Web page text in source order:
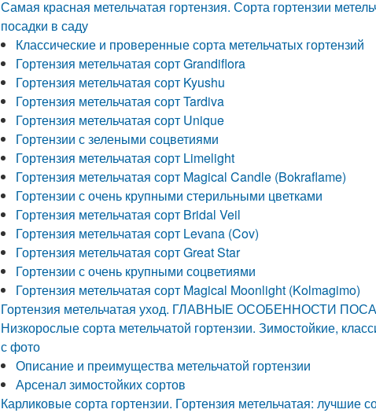
Самая красная метельчатая гортензия. Сорта гортензии
посадки в саду
Классические и проверенные сорта метельчатых гортензий
Гортензия метельчатая сорт Grandiflora
Гортензия метельчатая сорт Kyushu
Гортензия метельчатая сорт Tardiva
Гортензия метельчатая сорт Unique
Гортензии с зелеными соцветиями
Гортензия метельчатая сорт Limelight
Гортензия метельчатая сорт Magical Candle (Bokraflame)
Гортензии с очень крупными стерильными цветками
Гортензия метельчатая сорт Bridal Veil
Гортензия метельчатая сорт Levana (Cov)
Гортензия метельчатая сорт Great Star
Гортензии с очень крупными соцветиями
Гортензия метельчатая сорт Magical Moonlight (Kolmagimo)
Гортензия метельчатая уход. ГЛАВНЫЕ ОСОБЕННОСТИ
Низкорослые сорта метельчатой гортензии. Зимостойкие,
с фото
Описание и преимущества метельчатой гортензии
Арсенал зимостойких сортов
Карликовые сорта гортензии. Гортензия метельчатая: лучшие